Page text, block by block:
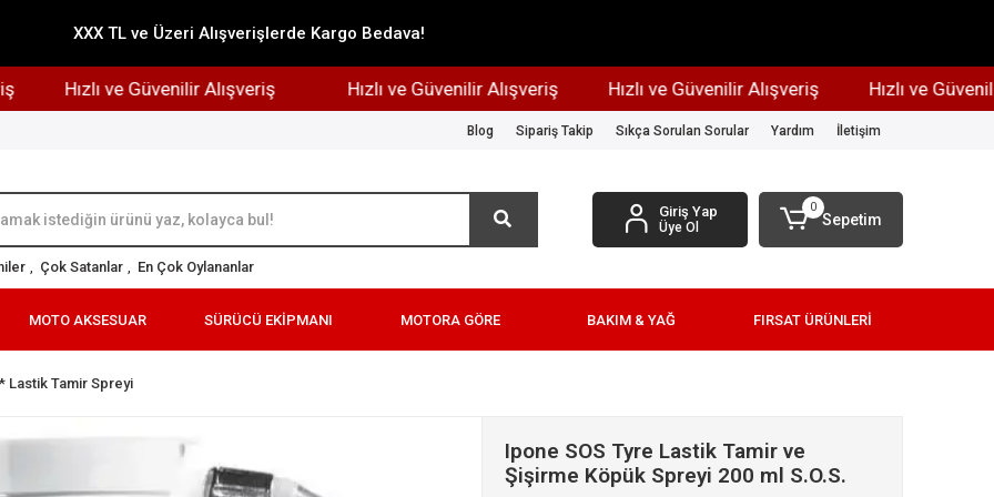
XXX TL ve Üzeri Alışverişlerde Kargo Bedava!
Hızlı ve Güvenilir Alışveriş Hızlı ve Güvenilir Alışveriş Hızlı ve Güvenilir Alışveriş Hızlı ve Güvenilir
Blog Sipariş Takip Sıkça Sorulan Sorular Yardım İletişim
, Çok Satanlar , En Çok Oylananlar
Giriş Yap
Üye Ol
0
Sepetim
MOTO AKSESUAR SÜRÜCÜ EKİPMANI MOTORA GÖRE BAKIM & YAĞ FIRSAT ÜRÜNLERİ
* Lastik Tamir Spreyi
Ipone SOS Tyre Lastik Tamir ve
Şişirme Köpük Spreyi 200 ml S.O.S.